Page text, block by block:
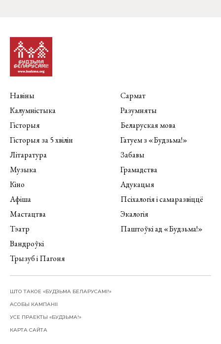
Навіны
Калумністыка
Гісторыя
Гісторыя за 5 хвілін
Літаратура
Музыка
Кіно
Афіша
Мастацтва
Тэатр
Вандроўкі
Трызуб і Пагоня
Сармат
Разумняты
Беларуская мова
Гатуем з «Будзьма!»
Забавы
Грамадства
Адукацыя
Псіхалогія і самаразвіццё
Экалогія
Паштоўкі ад «Будзьма!»
ШТО ТАКОЕ «БУДЗЬМА БЕЛАРУСАМІ!»
АСОБЫ КАМПАНІІ
УСЕ ПРАЕКТЫ «БУДЗЬМА!»
КАРТА САЙТА